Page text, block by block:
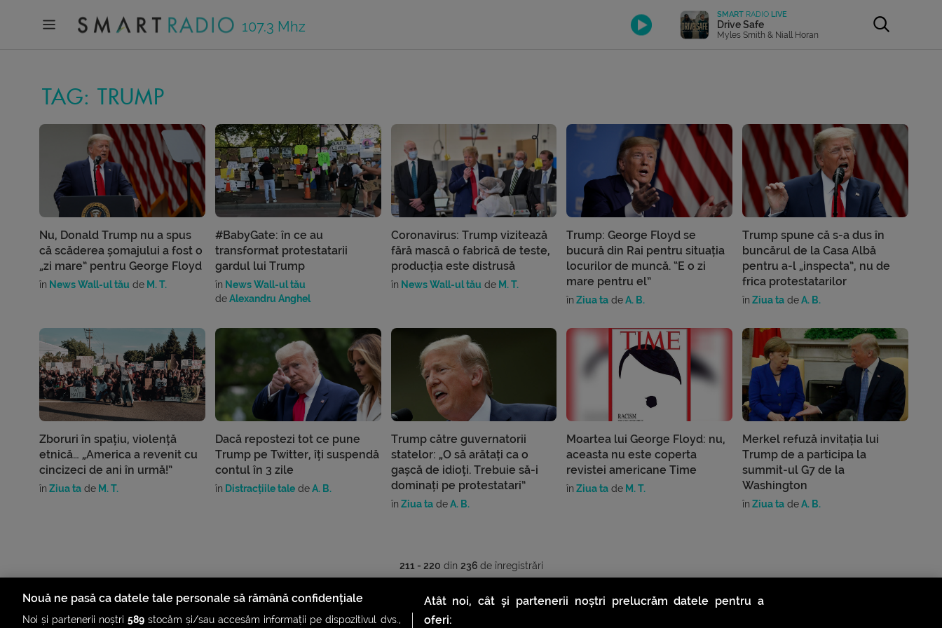
107.3 Mhz
SMART RADIO LIVE
Drive Safe
Myles Smith & Niall Horan
TAG: TRUMP
Nu, Donald Trump nu a spus
că scăderea șomajului a fost o
„zi mare” pentru George Floyd
în News Wall-ul tău de M. T.
#BabyGate: în ce au
transformat protestatarii
gardul lui Trump
în News Wall-ul tău
deAlexandru Anghel
Coronavirus: Trump vizitează
fără mască o fabrică de teste,
producția este distrusă
în News Wall-ul tău deM. T.
Trump: George Floyd se
bucură din Rai pentru situația
locurilor de muncă. “E o zi
mare pentru el”
în Ziua ta deA. B.
Trump spune că s-a dus în
buncărul de la Casa Albă
pentru a-l „inspecta”, nu de
frica protestatarilor
în Ziua ta deA. B.
Zboruri în spațiu, violență
etnică… „America a revenit cu
cincizeci de ani în urmă!”
în Ziua ta de M. T.
Dacă repostezi tot ce pune
Trump pe Twitter, îți suspendă
contul în 3 zile
în Distracțiile tale deA. B.
Trump către guvernatorii
statelor: „O să arătați ca o
gașcă de idioți. Trebuie să-i
dominați pe protestatari”
în Ziua ta deA. B.
Moartea lui George Floyd: nu,
aceasta nu este coperta
revistei americane Time
în Ziua ta de M. T.
Merkel refuză invitația lui
Trump de a participa la
summit-ul G7 de la
Washington
în Ziua ta deA. B.
211 - 220 din 236de înregistrări
19 20 21 22 23 24
Nouă ne pasă ca datele tale personale să rămână confidențiale
Noi și partenerii noștri589 stocăm și/sau accesăm informații pe dispozitivul dvs.,
Atât noi, cât și partenerii noștri prelucrăm datele pentru a
oferi: